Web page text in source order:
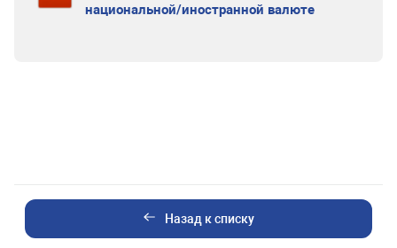
национальной/иностранной валюте
Назад к списку